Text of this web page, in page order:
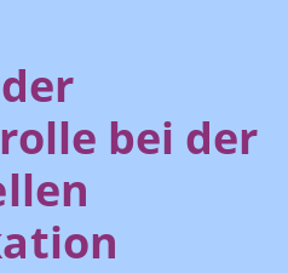
bei der